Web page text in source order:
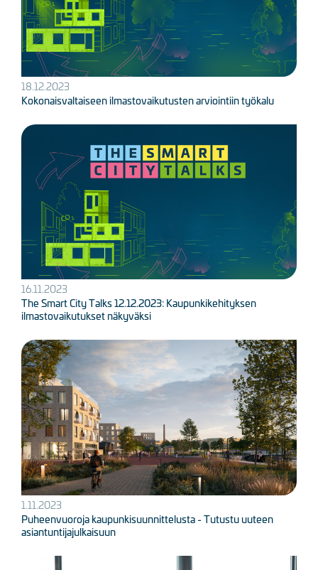
18.12.2023
Kokonaisvaltaiseen ilmastovaikutusten arviointiin työkalu
Kuva
16.11.2023
The Smart City Talks 12.12.2023: Kaupunkikehityksen
ilmastovaikutukset näkyväksi
Kuva
1.11.2023
Puheenvuoroja kaupunkisuunnittelusta - Tutustu uuteen
asiantuntijajulkaisuun